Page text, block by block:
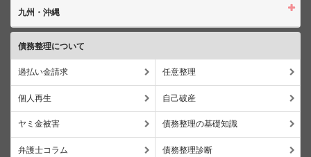
九州・沖縄
債務整理について
過払い金請求 任意整理
個人再生 自己破産
ヤミ金被害 債務整理の基礎知識
弁護士コラム 債務整理診断